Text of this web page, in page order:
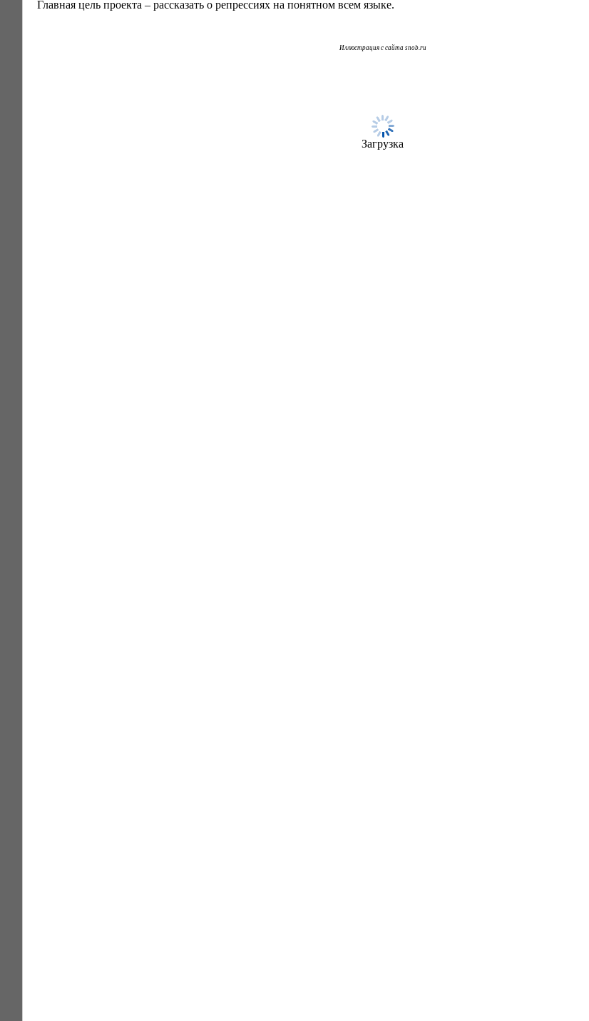
Главная цель проекта – рассказать о репрессиях на понятном всем языке.
Иллюстрация с сайта snob.ru
Загрузка